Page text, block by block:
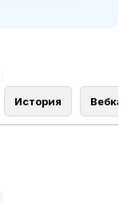
История